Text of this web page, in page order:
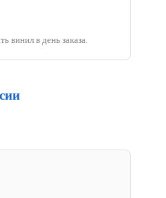
в день заказа.